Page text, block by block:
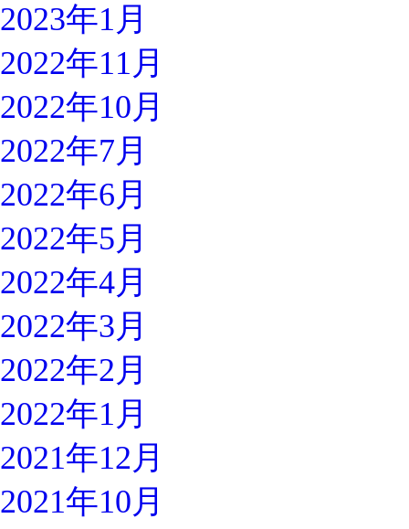
2023年1月
2022年11月
2022年10月
2022年7月
2022年6月
2022年5月
2022年4月
2022年3月
2022年2月
2022年1月
2021年12月
2021年10月